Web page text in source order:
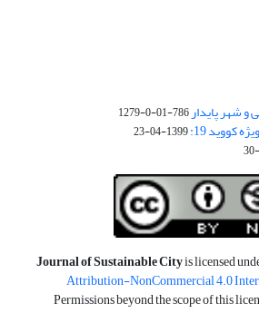
شهر پایدار786-01-0-1279
کووید 19: 1399-04-23
Journal of Sustainable Cityis licensed
Attribution-NonCommercial 4.0
Permissions beyond the scope of this